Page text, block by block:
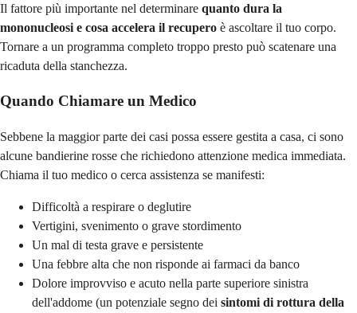
Il fattore più importante nel determinare quanto dura la
mononucleosi e cosa accelera il recupero è ascoltare il tuo corpo.
Tornare a un programma completo troppo presto può scatenare una
ricaduta della stanchezza.
Quando Chiamare un Medico
Sebbene la maggior parte dei casi possa essere gestita a casa, ci sono
alcune bandierine rosse che richiedono attenzione medica immediata.
Chiama il tuo medico o cerca assistenza se manifesti:
Difficoltà a respirare o deglutire
Vertigini, svenimento o grave stordimento
Un mal di testa grave e persistente
Una febbre alta che non risponde ai farmaci da banco
Dolore improvviso e acuto nella parte superiore sinistra
dell'addome (un potenziale segno dei sintomi di rottura della